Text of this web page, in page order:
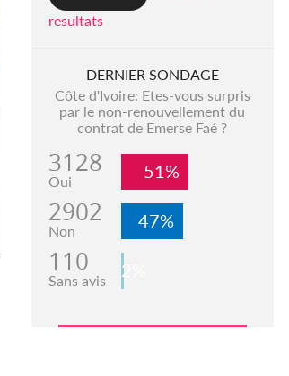
resultats
DERNIER SONDAGE
Côte d'Ivoire: Etes-vous surpris
par le non-renouvellement du
contrat de Emerse Faé ?
3128
Oui 51%
2902
Non 47%
110
Sans avis 2%